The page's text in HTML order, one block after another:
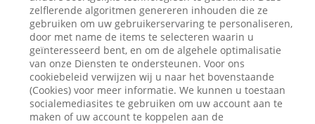
zelflerende algoritmen genereren inhouden die ze
gebruiken om uw gebruikerservaring te personaliseren,
door met name de items te selecteren waarin u
geïnteresseerd bent, en om de algehele optimalisatie
van onze Diensten te ondersteunen. Voor ons
cookiebeleid verwijzen wij u naar het bovenstaande
(Cookies) voor meer informatie. We kunnen u toestaan
socialemediasites te gebruiken om uw account aan te
maken of uw account te koppelen aan de